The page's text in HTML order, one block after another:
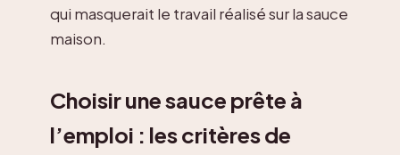
qui masquerait le travail réalisé sur la sauce
maison.
Choisir une sauce prête à
l’emploi : les critères de